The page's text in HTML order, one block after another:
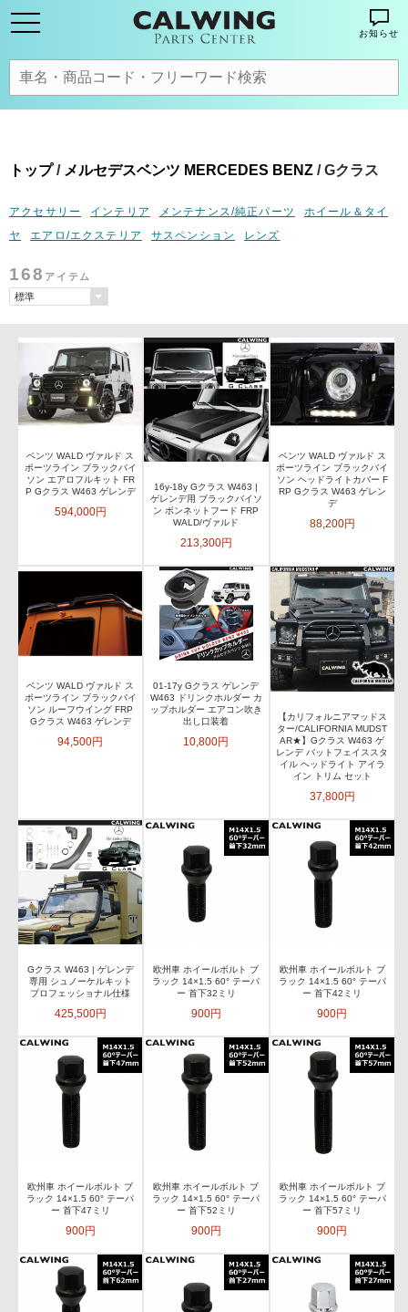
お知らせ
トップ/ メルセデスベンツ MERCEDES BENZ / Gクラス
アクセサリー インテリア メンテナンス/純正パーツ
ホイール＆タイ
ヤ
エアロ/エクステリア サスペンション レンズ
168 アイテム
ベンツ WALD ヴァルド ス
ポーツライン ブラックバイ
ソン エアロフルキット FR
P Gクラス W463 ゲレンデ
594,000円
16y-18y Gクラス W463 |
ゲレンデ用 ブラックバイソ
ン ボンネットフード FRP
WALD/ヴァルド
213,300円
ベンツ WALD ヴァルド ス
ポーツライン ブラックバイ
ソン ヘッドライトカバー F
RP Gクラス W463 ゲレン
デ
88,200円
ベンツ WALD ヴァルド ス
ポーツライン ブラックバイ
ソン ルーフウイング FRP
Gクラス W463 ゲレンデ
94,500円
01-17y Gクラス ゲレンデ
W463 ドリンクホルダー カ
ップホルダー エアコン吹き
出し口装着
10,800円
【カリフォルニアマッドス
ター/CALIFORNIA MUDST
AR★】Gクラス W463 ゲ
レンデ バットフェイススタ
イル ヘッドライト アイラ
イン トリム セット
37,800円
Gクラス W463 | ゲレンデ
専用 シュノーケルキット
プロフェッショナル仕様
425,500円
欧州車 ホイールボルト ブ
ラック 14×1.5 60° テーパ
ー 首下32ミリ
900円
欧州車 ホイールボルト ブ
ラック 14×1.5 60° テーパ
ー 首下42ミリ
900円
欧州車 ホイールボルト ブ
ラック 14×1.5 60° テーパ
ー 首下47ミリ
900円
欧州車 ホイールボルト ブ
ラック 14×1.5 60° テーパ
ー 首下52ミリ
900円
欧州車 ホイールボルト ブ
ラック 14×1.5 60° テーパ
ー 首下57ミリ
900円